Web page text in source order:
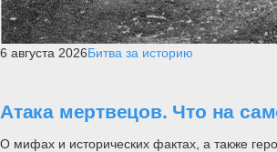
6 августа 2026Битва за историю
Атака мертвецов. Что на
О мифах и исторических фактах, а также